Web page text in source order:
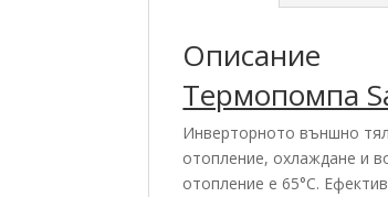
Описание
Термопомпа
Инверторното външно
отопление, охлаждане и
отопление е 65°C.